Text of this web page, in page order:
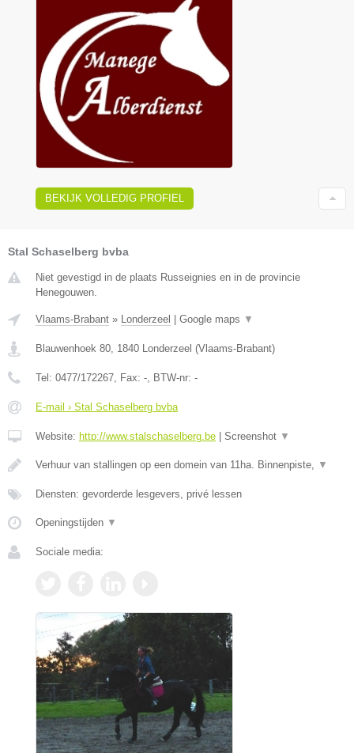
BEKIJK VOLLEDIG PROFIEL
Stal Schaselberg bvba
Niet gevestigd in de plaats Russeignies en in de provincie
Henegouwen.
Vlaams-Brabant » Londerzeel | Google maps ▼
Blauwenhoek 80 1840 Londerzeel (Vlaams-Brabant)
Tel: 0477/172267 , Fax: - , BTW-nr: -
E-mail › Stal Schaselberg bvba
Website: http://www.stalschaselberg.be | Screenshot ▼
Verhuur van stallingen op een domein van 11ha. Binnenpiste, ▼
Diensten: gevorderde lesgevers, privé lessen
Openingstijden ▼
Sociale media: